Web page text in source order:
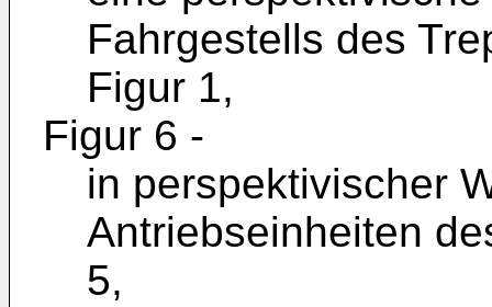
Fahrgestells des
Figur 1,
Figur 6 -
in perspektivischer
Antriebseinheiten
5,